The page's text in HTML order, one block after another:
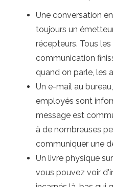
Une conversation
toujours un
récepteurs. Tous
communication
quand on parle, les
Un e-mail au
employés sont
message est
à de nombreuses
communiquer une
Un livre physique
vous pouvez voir